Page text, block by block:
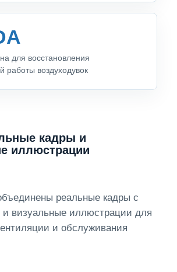
для восстановления
работы воздуходувок
кадры и
иллюстрации
реальные кадры с
и визуальные иллюстрации для
и обслуживания